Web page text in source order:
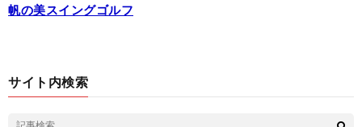
帆の美スイングゴルフ
サイト内検索